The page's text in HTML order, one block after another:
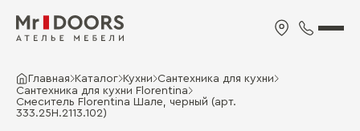
Главная Каталог Кухни Сантехника для кухни
Сантехника для кухни Florentina
Смеситель Florentina Шале, черный (арт.
333.25H.2113.102)